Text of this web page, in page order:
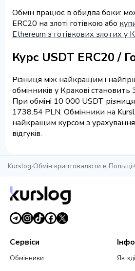
Обмін працює в обидва боки:
ERC20 на злоті готівкою або
Ethereum з готівкових злотих у
Курс USDT ERC20 /
Різниця між найкращим і
обмінників у Кракові
При обміні 10 000 USDT
1738.54 PLN. Обмінники на
найкращим курсом з
відгуків.
Kurslog›Обмін криптовалюти в Польщі›
Сервіси
Обмінники
Як